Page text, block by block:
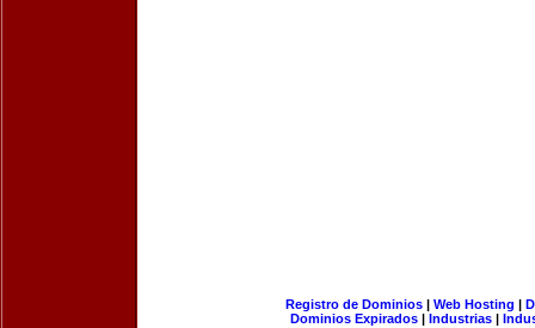
Registro de Dominios| Web Hosting |
Dominios Expirados | Industrias |